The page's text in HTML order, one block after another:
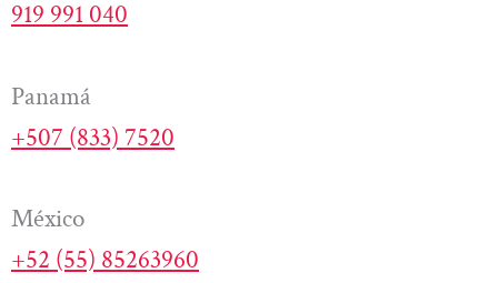
919 991 040
Panamá
+507 (833) 7520
México
+52 (55) 85263960